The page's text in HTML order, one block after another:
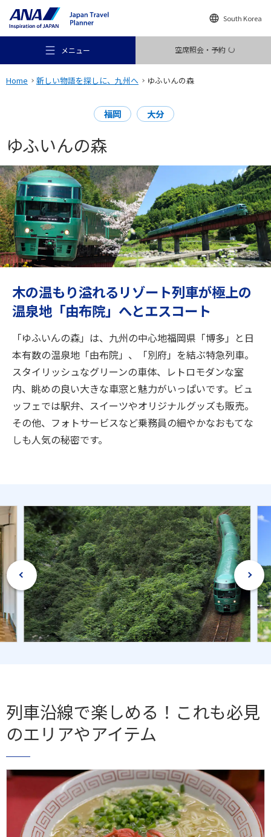
South Korea
メニュー 空席照会・予約
おすすめの旅
旅のアイデア
行き先
ANA サービス
閉じる
Home 新しい物語を探しに、九州へ ゆふいんの森
福岡 大分
ゆふいんの森
木の温もり溢れるリゾート列車が極上の
温泉地「由布院」へとエスコート
「ゆふいんの森」は、九州の中心地福岡県「博多」と日
本有数の温泉地「由布院」、「別府」を結ぶ特急列車。
スタイリッシュなグリーンの車体、レトロモダンな室
内、眺めの良い大きな車窓と魅力がいっぱいです。ビュ
ッフェでは駅弁、スイーツやオリジナルグッズも販売。
その他、フォトサービスなど乗務員の細やかなおもてな
しも人気の秘密です。
列車沿線で楽しめる！これも必見
のエリアやアイテム